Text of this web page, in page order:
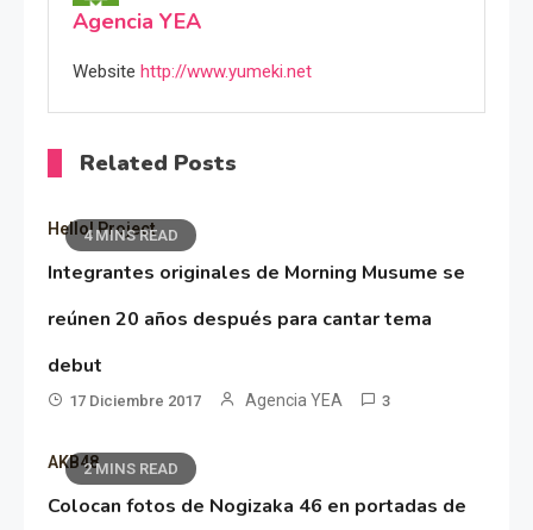
Agencia YEA
Website http://www.yumeki.net
Related Posts
4 MINS READ
Hello! Project
Integrantes originales de Morning Musume se
reúnen 20 años después para cantar tema
debut
17 Diciembre 2017 Agencia YEA 3
2 MINS READ
AKB48
Colocan fotos de Nogizaka 46 en portadas de